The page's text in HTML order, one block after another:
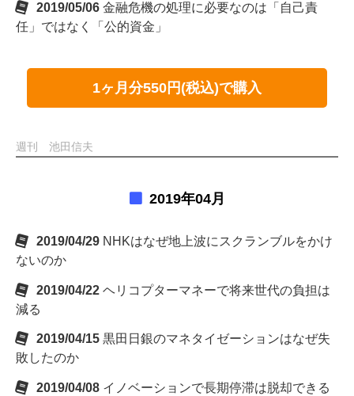
2019/05/06 金融危機の処理に必要なのは「自己責
任」ではなく「公的資金」
1ヶ月分550円(税込)で購入
週刊 池田信夫
2019年04月
2019/04/29 NHKはなぜ地上波にスクランブルをかけ
ないのか
2019/04/22 ヘリコプターマネーで将来世代の負担は
減る
2019/04/15 黒田日銀のマネタイゼーションはなぜ失
敗したのか
2019/04/08 イノベーションで長期停滞は脱却できる